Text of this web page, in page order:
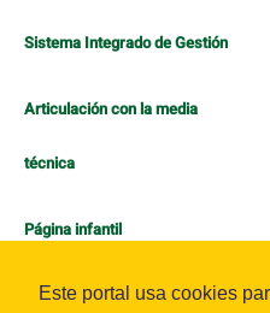
Este portal usa cookies
Sistema Integrado de Gestión
Articulación con la media
técnica
Página infantil